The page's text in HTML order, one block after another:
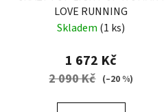
LOVE RUNNING
Skladem (1 ks)
1 672 Kč
2 090 Kč (–20 %)